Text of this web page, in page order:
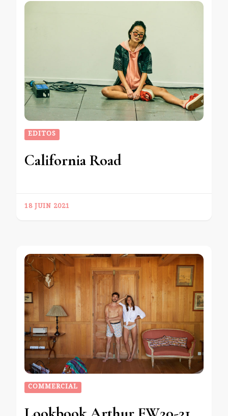
EDITOS
California Road
18 JUIN 2021
COMMERCIAL